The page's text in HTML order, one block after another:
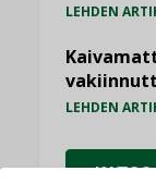
LEHDEN
LEHDEN
KATSO